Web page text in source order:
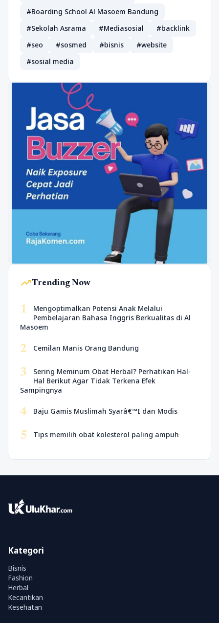
#Boarding School Al Masoem Bandung
#Sekolah Asrama
#Mediasosial
#backlink
#seo
#sosmed #bisnis
#website
#sosial media
trending_upTrending Now
1
Mengoptimalkan Potensi Anak Melalui
Pembelajaran Bahasa Inggris Berkualitas di Al
Masoem
2 Cemilan Manis Orang Bandung
3
Sering Meminum Obat Herbal? Perhatikan Hal-
Hal Berikut Agar Tidak Terkena Efek
Sampingnya
4 Baju Gamis Muslimah Syarâ€™I dan Modis
5 Tips memilih obat kolesterol paling ampuh
Kategori
Bisnis
Fashion
Herbal
Kecantikan
Kesehatan